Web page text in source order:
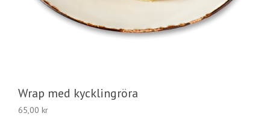
Wrap med kycklingröra
65,00 kr